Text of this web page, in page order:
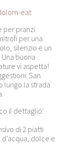
per pranzi
per una
silenzio e un
buona
vi aspetta!
San
lungo la strada
il dettaglio:
di 2 piatti
dolce e